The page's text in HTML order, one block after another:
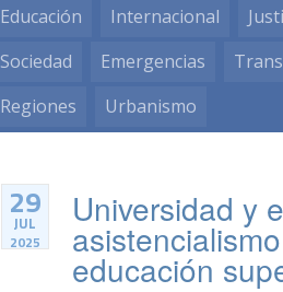
Educación
Internacional
Sociedad
Emergencias
Regiones
Urbanismo
29
JUL
2025
Universidad y
educación